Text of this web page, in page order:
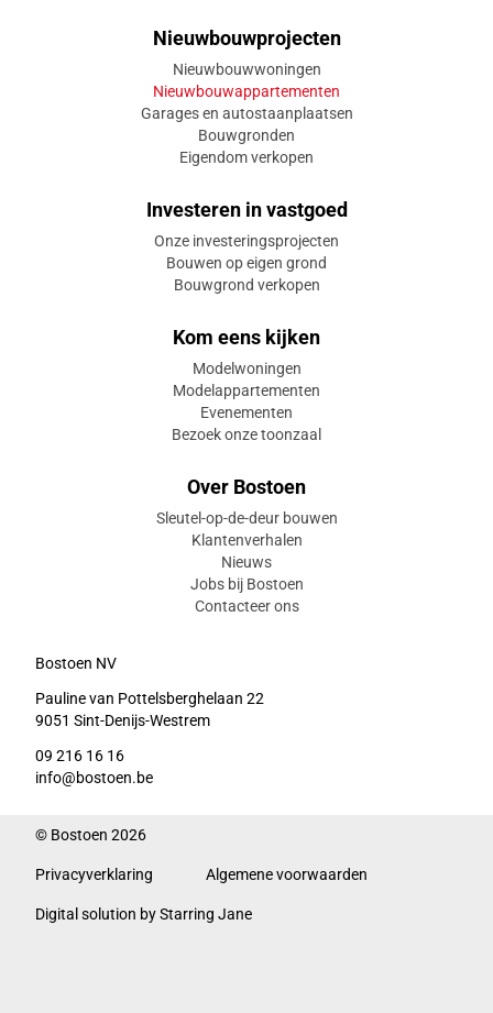
Nieuwbouwprojecten
Nieuwbouwwoningen
Nieuwbouwappartementen
Garages en autostaanplaatsen
Bouwgronden
Eigendom verkopen
Investeren in vastgoed
Onze investeringsprojecten
Bouwen op eigen grond
Bouwgrond verkopen
Kom eens kijken
Modelwoningen
Modelappartementen
Evenementen
Bezoek onze toonzaal
Over Bostoen
Sleutel-op-de-deur bouwen
Klantenverhalen
Nieuws
Jobs bij Bostoen
Contacteer ons
Bostoen NV
Pauline van Pottelsberghelaan 22
9051 Sint-Denijs-Westrem
09 216 16 16
info@bostoen.be
© Bostoen 2026
Privacyverklaring Algemene voorwaarden
Digital solution by Starring Jane